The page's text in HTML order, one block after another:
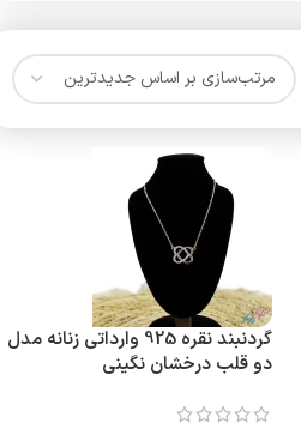
گردنبند نقره 925 وارداتی زنانه مدل
دو قلب درخشان نگینی